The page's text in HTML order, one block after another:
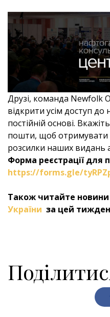
Друзі, команда Newfolk
відкрити усім доступ
постійній основі.
пошти, щоб отримувати
розсилки наших видань
Форма реєстрації для
https://forms.gle/
Також читайте новини
України за цей